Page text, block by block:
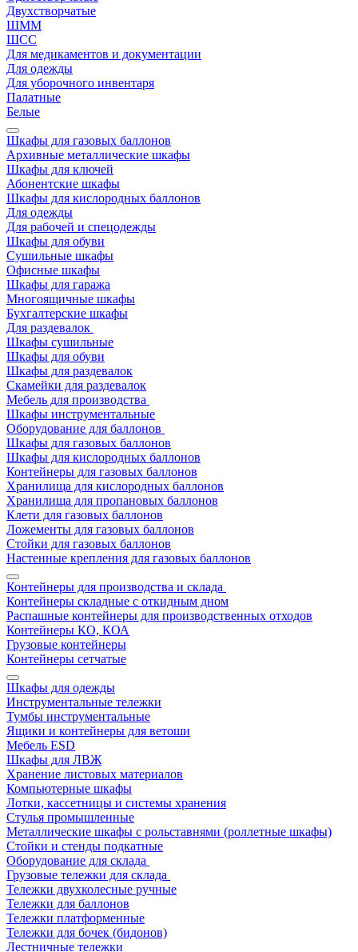
Двухстворчатые
ШММ
ШСС
Для медикаментов и документации
Для одежды
Для уборочного инвентаря
Палатные
Белые
Шкафы для газовых баллонов
Архивные металлические шкафы
Шкафы для ключей
Абонентские шкафы
Шкафы для кислородных баллонов
Для одежды
Для рабочей и спецодежды
Шкафы для обуви
Сушильные шкафы
Офисные шкафы
Шкафы для гаража
Многоящичные шкафы
Бухгалтерские шкафы
Для раздевалок
Шкафы сушильные
Шкафы для обуви
Шкафы для раздевалок
Скамейки для раздевалок
Мебель для производства
Шкафы инструментальные
Оборудование для баллонов
Шкафы для газовых баллонов
Шкафы для кислородных баллонов
Контейнеры для газовых баллонов
Хранилища для кислородных баллонов
Хранилища для пропановых баллонов
Клети для газовых баллонов
Ложементы для газовых баллонов
Стойки для газовых баллонов
Настенные крепления для газовых баллонов
Контейнеры для производства и склада
Контейнеры складные с откидным дном
Распашные контейнеры для производственных отходов
Контейнеры КО, КОА
Грузовые контейнеры
Контейнеры сетчатые
Шкафы для одежды
Инструментальные тележки
Тумбы инструментальные
Ящики и контейнеры для ветоши
Мебель ESD
Шкафы для ЛВЖ
Хранение листовых материалов
Компьютерные шкафы
Лотки, кассетницы и системы хранения
Стулья промышленные
Металлические шкафы с рольставнями (роллетные шкафы)
Стойки и стенды подкатные
Оборудование для склада
Грузовые тележки для склада
Тележки двухколесные ручные
Тележки для баллонов
Тележки платформенные
Тележки для бочек (бидонов)
Лестничные тележки